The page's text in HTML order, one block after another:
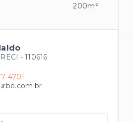
200m²
- 110616
4701